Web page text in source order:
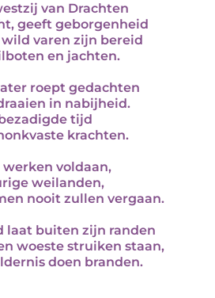
van Drachten
geeft geborgenheid
varen zijn bereid
en jachten.
roept gedachten
in nabijheid.
tijd
krachten.
voldaan,
weilanden,
nooit zullen vergaan.
laat buiten zijn randen
woeste struiken staan,
doen branden.